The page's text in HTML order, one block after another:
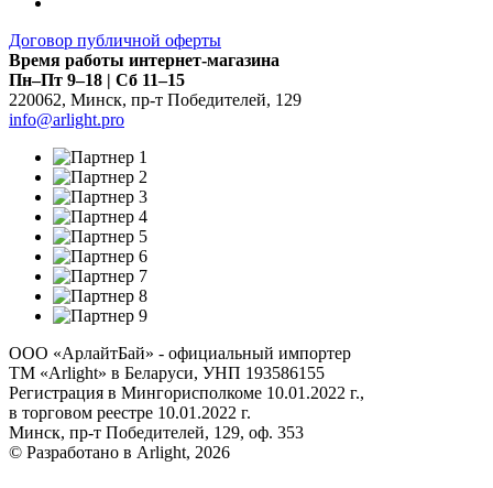
Договор публичной оферты
Время работы интернет-магазина
Пн–Пт 9–18 | Сб 11–15
220062, Минск, пр-т Победителей, 129
info@arlight.pro
ООО «АрлайтБай» - официальный импортер
ТМ «Arlight» в Беларуси, УНП 193586155
Регистрация в Мингорисполкоме 10.01.2022 г.,
в торговом реестре 10.01.2022 г.
Минск, пр-т Победителей, 129, оф. 353
© Разработано в Arlight, 2026